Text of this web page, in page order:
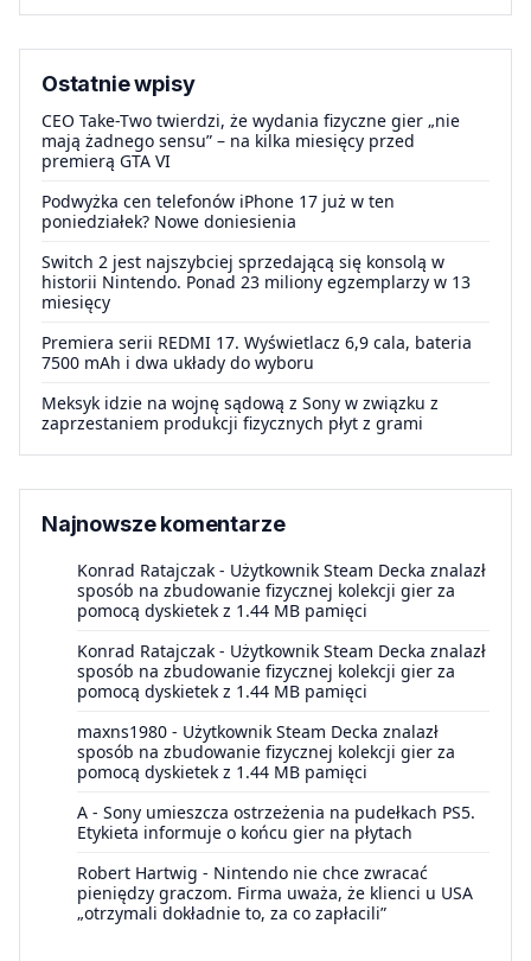
Ostatnie wpisy
CEO Take-Two twierdzi, że wydania fizyczne gier „nie
mają żadnego sensu” – na kilka miesięcy przed
premierą GTA VI
Podwyżka cen telefonów iPhone 17 już w ten
poniedziałek? Nowe doniesienia
Switch 2 jest najszybciej sprzedającą się konsolą w
historii Nintendo. Ponad 23 miliony egzemplarzy w 13
miesięcy
Premiera serii REDMI 17. Wyświetlacz 6,9 cala, bateria
7500 mAh i dwa układy do wyboru
Meksyk idzie na wojnę sądową z Sony w związku z
zaprzestaniem produkcji fizycznych płyt z grami
Najnowsze komentarze
Konrad Ratajczak - Użytkownik Steam Decka znalazł
sposób na zbudowanie fizycznej kolekcji gier za
pomocą dyskietek z 1.44 MB pamięci
Konrad Ratajczak - Użytkownik Steam Decka znalazł
sposób na zbudowanie fizycznej kolekcji gier za
pomocą dyskietek z 1.44 MB pamięci
maxns1980 - Użytkownik Steam Decka znalazł
sposób na zbudowanie fizycznej kolekcji gier za
pomocą dyskietek z 1.44 MB pamięci
A - Sony umieszcza ostrzeżenia na pudełkach PS5.
Etykieta informuje o końcu gier na płytach
Robert Hartwig - Nintendo nie chce zwracać
pieniędzy graczom. Firma uważa, że klienci u USA
„otrzymali dokładnie to, za co zapłacili”